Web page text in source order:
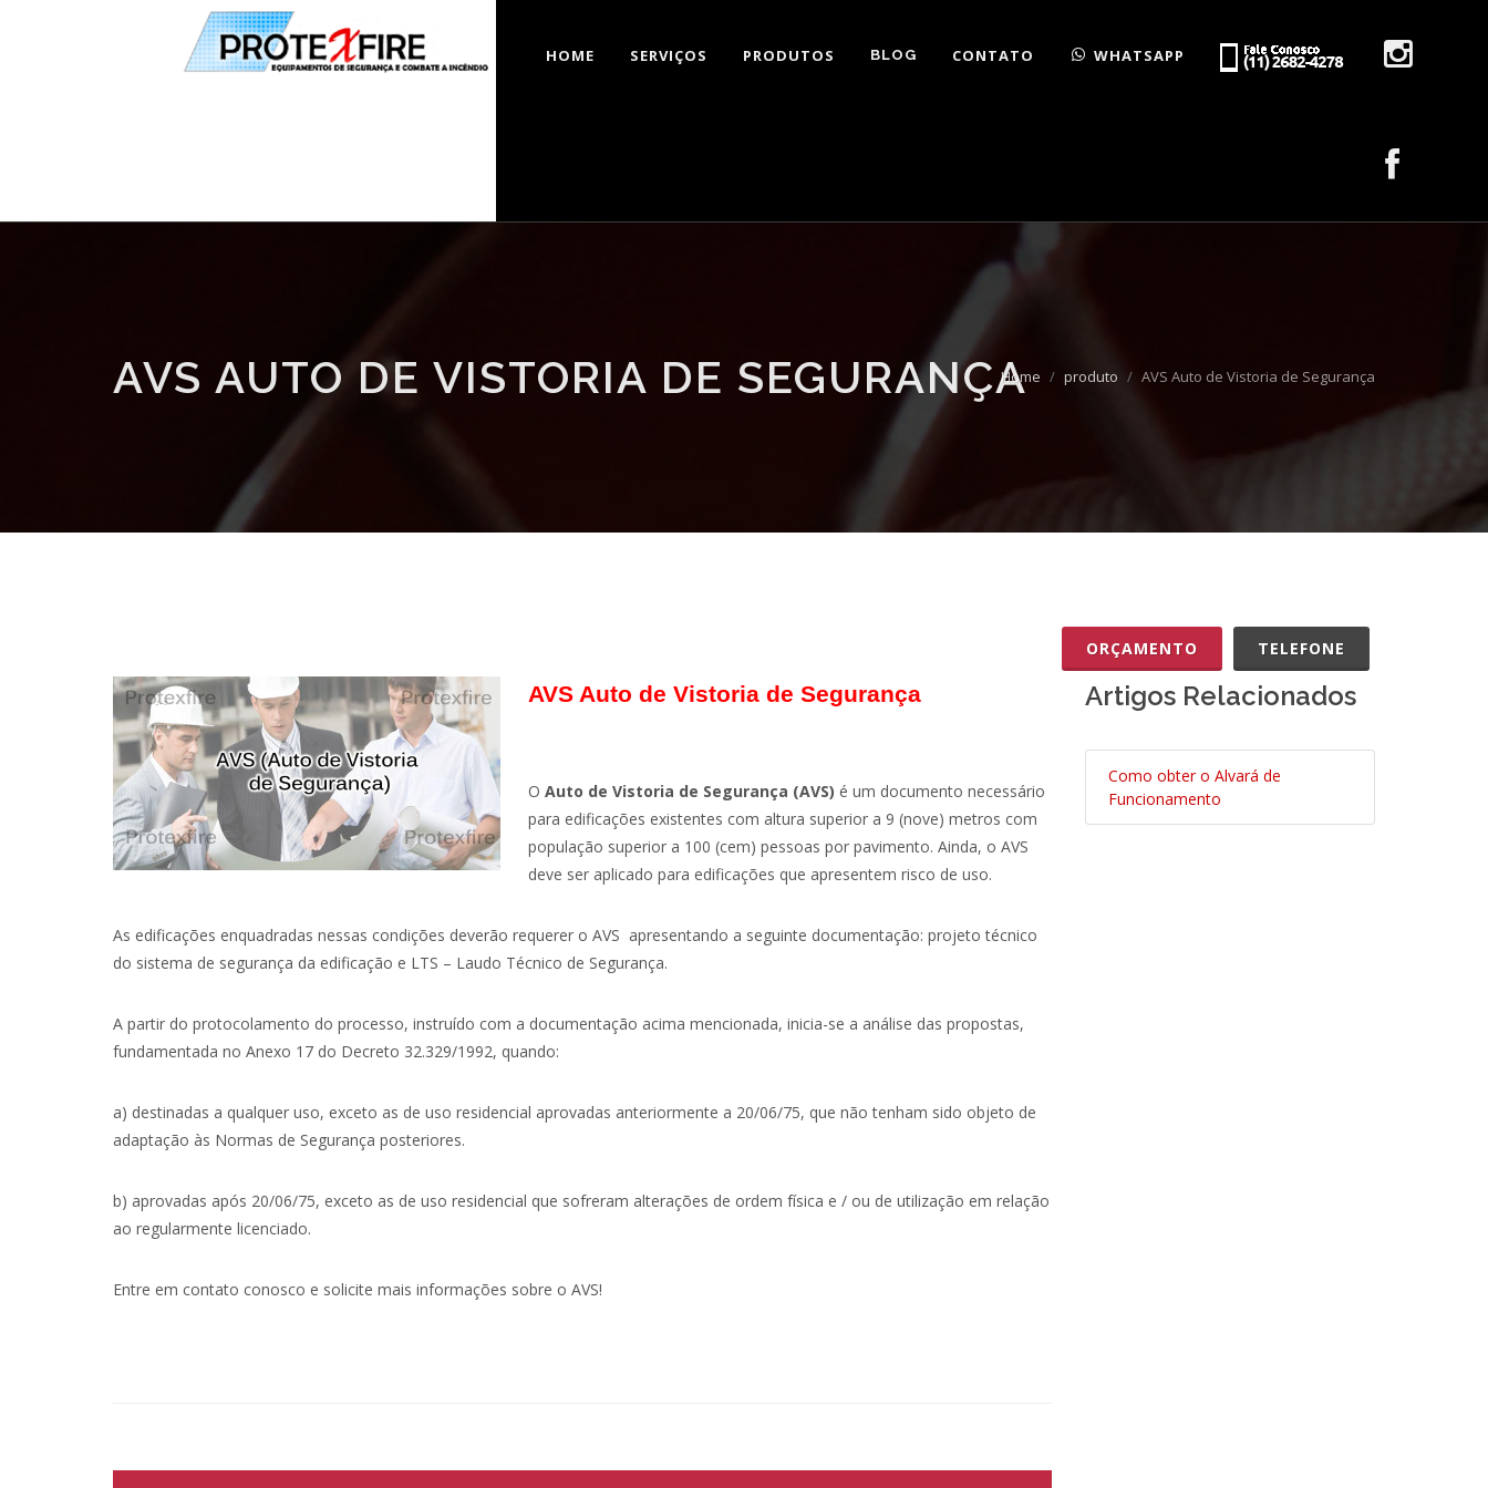
HOME SERVIÇOS PRODUTOS BLOG CONTATO WHATSAPP
AVS AUTO DE VISTORIA DE SEGURANÇA
Home produto AVS Auto de Vistoria de Segurança
TELEFONE
ORÇAMENTO
AVS Auto de Vistoria de Segurança
O Auto de Vistoria de Segurança (AVS) é um documento necessário
para edificações existentes com altura superior a 9 (nove) metros com
população superior a 100 (cem) pessoas por pavimento. Ainda, o AVS
deve ser aplicado para edificações que apresentem risco de uso.
As edificações enquadradas nessas condições deverão requerer o AVS apresentando a seguinte documentação: projeto técnico
do sistema de segurança da edificação e LTS – Laudo Técnico de Segurança.
A partir do protocolamento do processo, instruído com a documentação acima mencionada, inicia-se a análise das propostas,
fundamentada no Anexo 17 do Decreto 32.329/1992, quando:
a) destinadas a qualquer uso, exceto as de uso residencial aprovadas anteriormente a 20/06/75, que não tenham sido objeto de
adaptação às Normas de Segurança posteriores.
b) aprovadas após 20/06/75, exceto as de uso residencial que sofreram alterações de ordem física e / ou de utilização em relação
ao regularmente licenciado.
Entre em contato conosco e solicite mais informações sobre o AVS!
Artigos Relacionados
Como obter o Alvará de
Funcionamento